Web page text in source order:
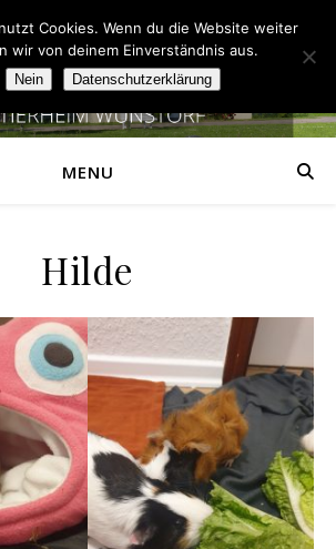
MENU
Hilde
Cookies. Wenn du die Website weiter
wir von deinem Einverständnis aus.
Nein Datenschutzerklärung